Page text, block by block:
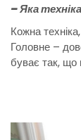
– Яка
Кожна
Головне –
буває так, що